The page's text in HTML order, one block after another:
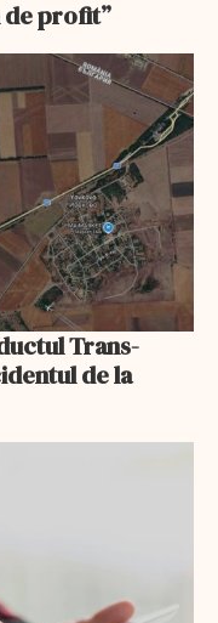
de profit”
Trans-
de la